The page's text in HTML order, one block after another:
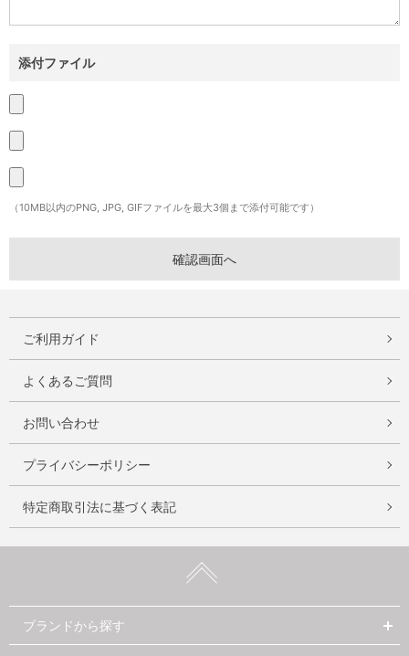
添付ファイル
（10MB以内のPNG, JPG, GIFファイルを最大3個まで添付可能です）
ご利用ガイド
よくあるご質問
お問い合わせ
プライバシーポリシー
特定商取引法に基づく表記
ブランドから探す